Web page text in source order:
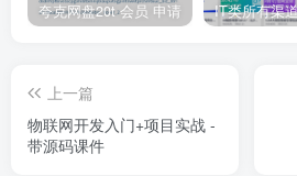
夸克网盘20t 会员 申请
上一篇
物联网开发入门+项目实战 -
带源码课件